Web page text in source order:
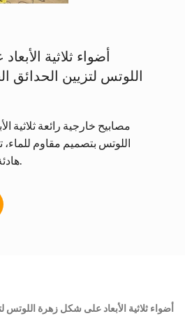
أضواء ثلاثية
اللوتس لتزيين الحدائق
مصابيح خارجية رائعة ثلاثية
اللوتس بتصميم مقاوم
هادئة إلى الحدائق المائية.
أضواء ثلاثية الأبعاد على شكل زهرة اللوتس